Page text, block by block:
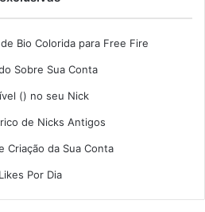
Bio Colorida para Free Fire
Sobre Sua Conta
(ㅤ) no seu Nick
de Nicks Antigos
Criação da Sua Conta
Por Dia